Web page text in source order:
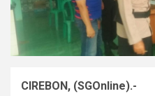
CIREBON, (SGOnline).-